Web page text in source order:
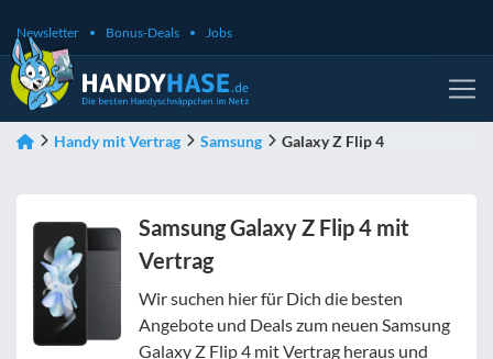
Newsletter Bonus-Deals Jobs
Handy mit Vertrag Samsung Galaxy Z Flip 4
Samsung Galaxy Z Flip 4 mit
Vertrag
Wir suchen hier für Dich die besten
Angebote und Deals zum neuen Samsung
Galaxy Z Flip 4 mit Vertrag heraus und